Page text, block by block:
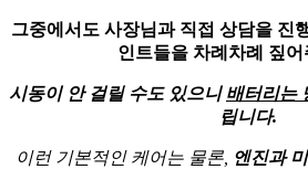
그중에서도 사장님과 직접 상담을 진
인트들을 차례차례 짚
시동이 안 걸릴 수도 있으니 배터리는
립니다.
이런 기본적인 케어는 물론, 엔진과